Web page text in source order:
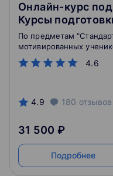
Онлайн-курс
Курсы
4.6
По предметам
мотивированных
4.9 180 отзывов
31 500 ₽
Подробнее